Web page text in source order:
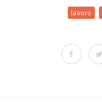
lavoro